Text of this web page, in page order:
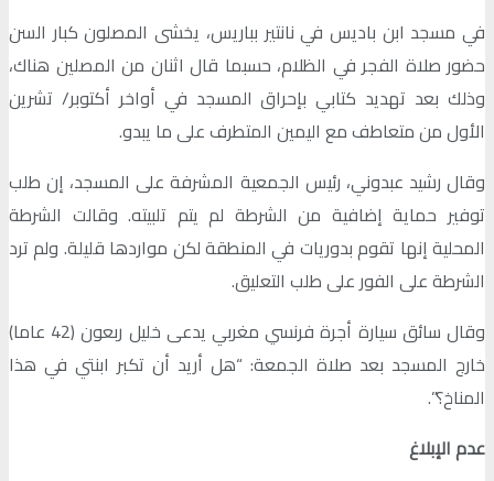
في مسجد ابن باديس في نانتير بباريس، يخشى المصلون كبار السن
حضور صلاة الفجر في الظلام، حسبما قال اثنان من المصلين هناك،
وذلك بعد تهديد كتابي بإحراق المسجد في أواخر أكتوبر/ تشرين
الأول من متعاطف مع اليمين المتطرف على ما يبدو.
وقال رشيد عبدوني، رئيس الجمعية المشرفة على المسجد، إن طلب
توفير حماية إضافية من الشرطة لم يتم تلبيته. وقالت الشرطة
المحلية إنها تقوم بدوريات في المنطقة لكن مواردها قليلة. ولم ترد
الشرطة على الفور على طلب التعليق.
وقال سائق سيارة أجرة فرنسي مغربي يدعى خليل ربعون (42 عاما)
خارج المسجد بعد صلاة الجمعة: “هل أريد أن تكبر ابنتي في هذا
المناخ؟”.
عدم الإبلاغ